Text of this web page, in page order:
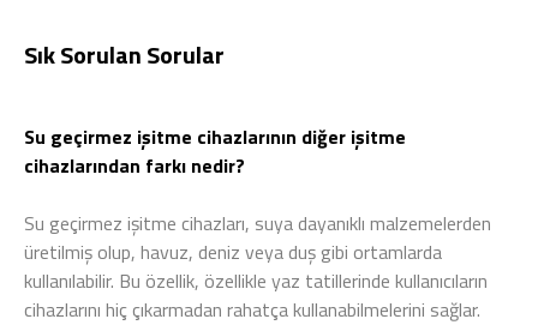
Sık Sorulan Sorular
Su geçirmez işitme cihazlarının diğer işitme
cihazlarından farkı nedir?
Su geçirmez işitme cihazları, suya dayanıklı malzemelerden
üretilmiş olup, havuz, deniz veya duş gibi ortamlarda
kullanılabilir. Bu özellik, özellikle yaz tatillerinde kullanıcıların
cihazlarını hiç çıkarmadan rahatça kullanabilmelerini sağlar.